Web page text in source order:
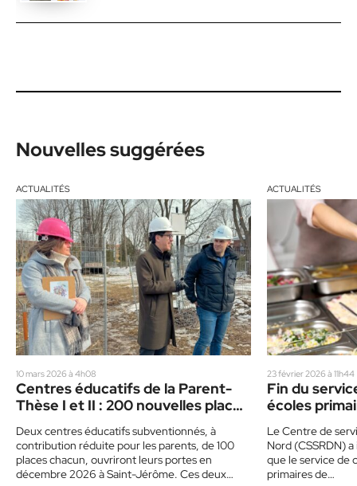
Nouvelles suggérées
ACTUALITÉS
10 mars 2026 à 4h08
Centres éducatifs de la Parent-
Thèse I et II : 200 nouvelles places
pour accueillir des enfants
Deux centres éducatifs subventionnés, à
contribution réduite pour les parents, de 100
places chacun, ouvriront leurs portes en
décembre 2026 à Saint-Jérôme. Ces deux
ACTUALITÉS
23 février 2026 à 11h44
Fin du
écoles
Le Centre de
Nord (CSSRDN)
que le service de
primaires de…